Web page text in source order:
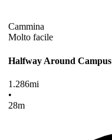
Cammina
Molto facile
Halfway Around Campus
1.286mi
•
28m